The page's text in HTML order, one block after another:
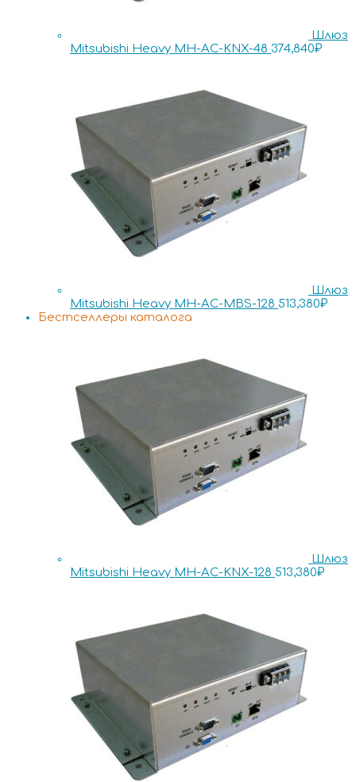
Шлюз
Mitsubishi Heavy MH-AC-KNX-48 374,840₽
Шлюз
Mitsubishi Heavy MH-AC-MBS-128 513,380₽
Бестселлеры каталога
Шлюз
Mitsubishi Heavy MH-AC-KNX-128 513,380₽